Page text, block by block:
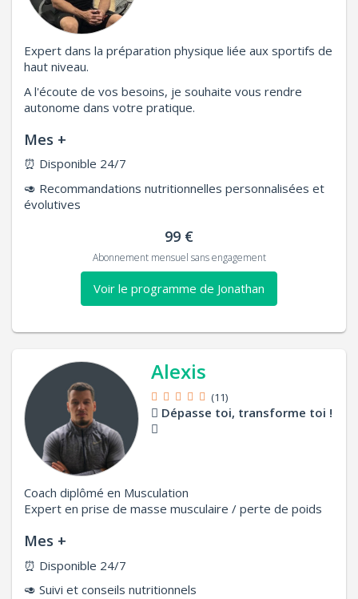
Expert dans la préparation physique liée aux sportifs de
haut niveau.
A l'écoute de vos besoins, je souhaite vous rendre
autonome dans votre pratique.
Mes +
⏰ Disponible 24/7
🥑 Recommandations nutritionnelles personnalisées et
évolutives
99 €
Abonnement mensuel sans engagement
Voir le programme de Jonathan
Alexis
(11)
Dépasse toi, transforme toi !
Coach diplômé en Musculation
Expert en prise de masse musculaire / perte de poids
Mes +
⏰ Disponible 24/7
🥑 Suivi et conseils nutritionnels